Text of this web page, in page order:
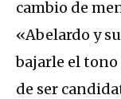
cambio de
«Abelardo y
bajarle el
de ser